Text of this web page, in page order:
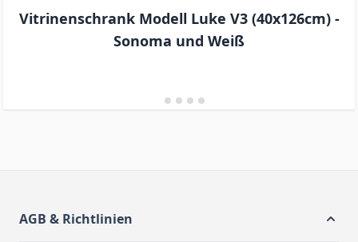
Vitrinenschrank Modell Luke V3 (40x126cm) -
Sonoma und Weiß
AGB & Richtlinien